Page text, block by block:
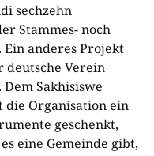
sechzehn
Stammes- noch
anderes Projekt
Verein
Sakhisiswe
die Organisation ein
geschenkt,
eine Gemeinde gibt,